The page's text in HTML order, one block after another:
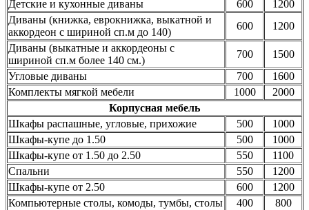
Детские и кухонные диваны
600
1200
Диваны (книжка, еврокнижка, выкатной и
аккордеон с шириной сп.м до 140)
600
1200
Диваны (выкатные и аккордеоны с
шириной сп.м более 140 см.)
700
1500
Угловые диваны
700
1600
Комплекты мягкой мебели
1000
2000
Корпусная мебель
Шкафы распашные, угловые, прихожие
500
1000
Шкафы-купе до 1.50
500
1000
Шкафы-купе от 1.50 до 2.50
550
1100
Спальни
550
1200
Шкафы-купе от 2.50
600
1200
Компьютерные столы, комоды, тумбы, столы
400
800